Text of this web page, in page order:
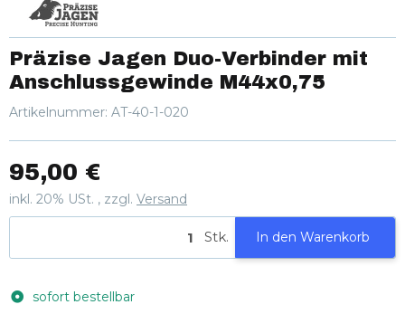
Präzise Jagen Duo-Verbinder mit
Anschlussgewinde M44x0,75
Artikelnummer: AT-40-1-020
95,00 €
inkl. 20% USt. , zzgl. Versand
Stk. In den Warenkorb
sofort bestellbar